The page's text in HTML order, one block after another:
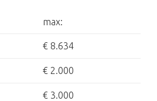
max:
€ 8.634
€ 2.000
€ 3.000